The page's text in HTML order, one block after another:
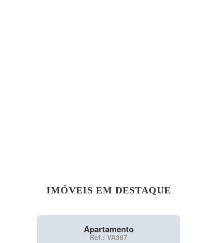
IMÓVEIS EM DESTAQUE
Apartamento
Ref.: VA387